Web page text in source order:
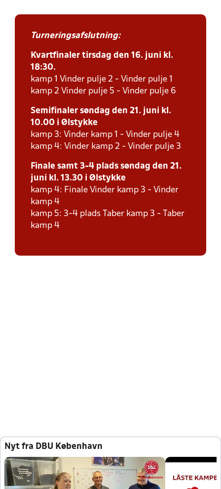
Turneringsafslutning:
Kvartfinaler tirsdag den 16. juni kl.
18:30.
kamp 1 Vinder pulje 2 - Vinder pulje 1
kamp 2 Vinder pulje 5 - Vinder pulje 6
Semifinaler søndag den 21. juni kl.
10.00 i Ølstykke
kamp 3: Vinder kamp 1 - Vinder pulje 4
kamp 4: Vinder kamp 2 - Vinder pulje 3
Finale samt 3-4 plads søndag den 21.
juni kl. 13.30 i Ølstykke
kamp 4: Finale Vinder kamp 3 - Vinder
kamp 4
kamp 5: 3-4 plads Taber kamp 3 - Taber
kamp 4
Nyt fra DBU København